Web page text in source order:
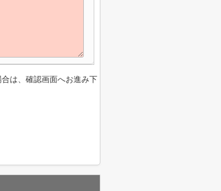
は、確認画面へお進み下